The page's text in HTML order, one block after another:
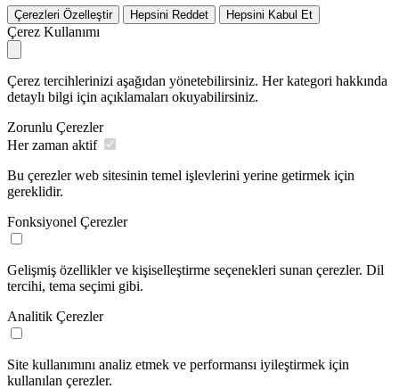
Çerezleri Özelleştir Hepsini Reddet Hepsini Kabul Et
Çerez Kullanımı
Çerez tercihlerinizi aşağıdan yönetebilirsiniz. Her kategori hakkında
detaylı bilgi için açıklamaları okuyabilirsiniz.
Zorunlu Çerezler
Her zaman aktif
Bu çerezler web sitesinin temel işlevlerini yerine getirmek için
gereklidir.
Fonksiyonel Çerezler
Gelişmiş özellikler ve kişiselleştirme seçenekleri sunan çerezler. Dil
tercihi, tema seçimi gibi.
Analitik Çerezler
Site kullanımını analiz etmek ve performansı iyileştirmek için
kullanılan çerezler.